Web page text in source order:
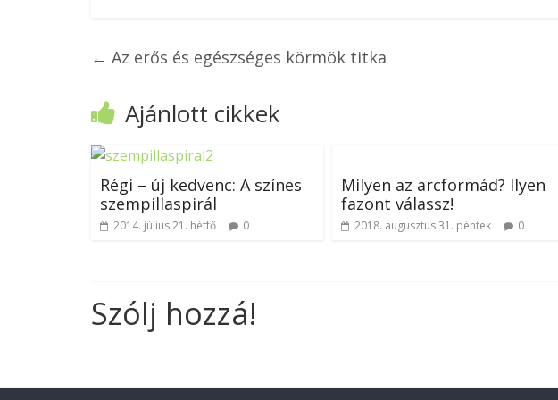
← Az erős és egészséges körmök titka
Ajánlott cikkek
Régi – új kedvenc: A színes
szempillaspirál
2014. július 21. hétfő 0
Milyen az arcformád? Ilyen
fazont válassz!
2018. augusztus 31. péntek 0
Szólj hozzá!